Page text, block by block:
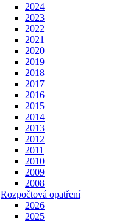
2024
2023
2022
2021
2020
2019
2018
2017
2016
2015
2014
2013
2012
2011
2010
2009
2008
Rozpočtová opatření
2026
2025